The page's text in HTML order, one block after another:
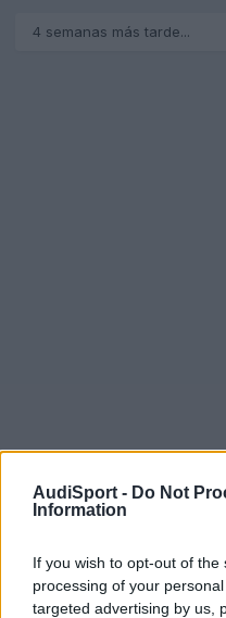
AudiSport - Do Not
Information
If you wish to opt-out of
processing of your
targeted advertising by us,
4 semanas más tarde...
Quirri